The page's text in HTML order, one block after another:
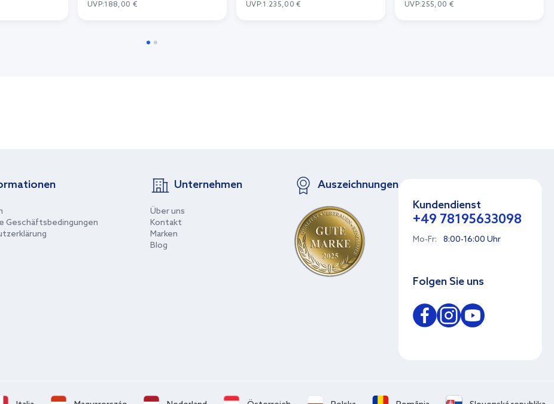
UVP:188,00 € UVP:1.235,00 € UVP:255,00 €
Geschäftsbedingungen
Unternehmen
Über uns
Kontakt
Marken
Blog
Auszeichnungen
Kundendienst
+49 78195633098
Mo-Fr: 8:00-16:00 Uhr
Folgen Sie uns